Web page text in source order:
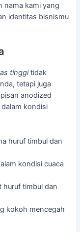
nama kami yang
identitas bisnismu
tinggitidak
tetapi juga
anodized
kondisi
huruf timbul dan
kondisi cuaca
huruf timbul dan
kokoh mencegah